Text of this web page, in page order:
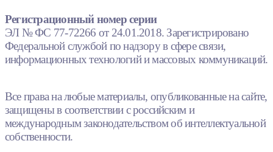
Регистрационный номер серии
ЭЛ № ФС 77-72266 от 24.01.2018. Зарегистрировано
Федеральной службой по надзору в сфере связи,
информационных технологий и массовых коммуникаций.
Все права на любые материалы, опубликованные на сайте,
защищены в соответствии с российским и
международным законодательством об интеллектуальной
собственности.